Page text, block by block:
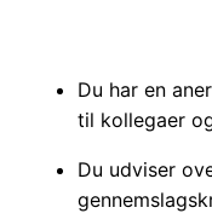
Du har en
til kollegaer
Du udviser